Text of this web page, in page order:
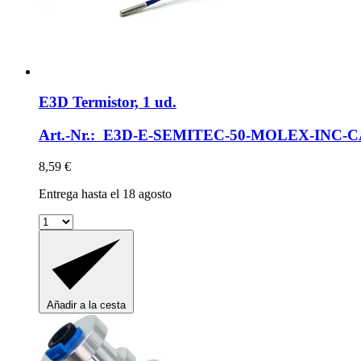
E3D Termistor, 1 ud.
Art.-Nr.: E3D-E-SEMITEC-50-MOLEX-INC-
8,59 €
Entrega hasta el 18 agosto
Añadir a la cesta